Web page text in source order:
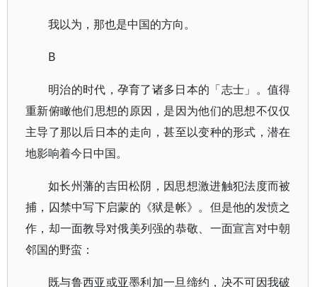
我以为，那也是中国的方向。
B
明治的时代，孕育了诸多日本的「志士」。值得
重新俯瞰他们思想的原因，是因为他们的思想不仅仅
主导了那以后日本的走向，甚至以变种的形式，潜在
地影响着今日中国。
如长州藩的吉田松阴，因思想激进触犯法度而被
捕，囚禁中写下启蒙的《狱是帐》。但是他的发愤之
作，却一面教导对俄美列强的恭敬、一面宣言对中朝
邻国的野蛮：
既与鲁西亚或亚墨利加一旦缔约，决不可因我破